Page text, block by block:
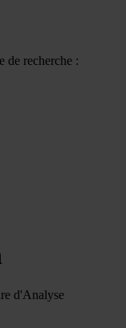
de recherche :
d'Analyse